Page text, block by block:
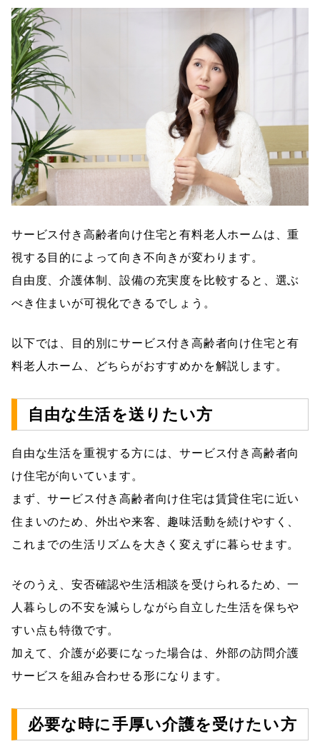
サービス付き高齢者向け住宅と有料老人ホームは、重
視する目的によって向き不向きが変わります。
自由度、介護体制、設備の充実度を比較すると、選ぶ
べき住まいが可視化できるでしょう。
以下では、目的別にサービス付き高齢者向け住宅と有
料老人ホーム、どちらがおすすめかを解説します。
自由な生活を送りたい方
自由な生活を重視する方には、サービス付き高齢者向
け住宅が向いています。
まず、サービス付き高齢者向け住宅は賃貸住宅に近い
住まいのため、外出や来客、趣味活動を続けやすく、
これまでの生活リズムを大きく変えずに暮らせます。
そのうえ、安否確認や生活相談を受けられるため、一
人暮らしの不安を減らしながら自立した生活を保ちや
すい点も特徴です。
加えて、介護が必要になった場合は、外部の訪問介護
サービスを組み合わせる形になります。
必要な時に手厚い介護を受けたい方